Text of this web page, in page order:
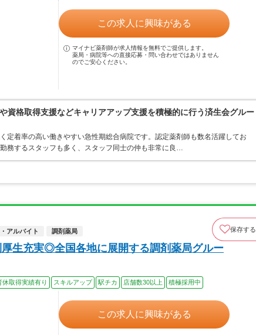
この求人に興味がある
マイナビ薬剤師が求人情報を無料でご提供します。
薬局・病院等への直接応募・問い合わせではありません
のでご安心ください。
資格取得支援などキャリアアップ支援を積極的に行う済生会グルー
定着率の高い働きやすい急性期総合病院です。認定薬剤師も数名活躍してお
務するスタッフも多く、スタッフ同士の仲も非常に良…
アルバイト 調剤薬局 保存する
厚生充実◎全国各地に展開する調剤薬局グルー
休取得実績有り スキルアップ 駅チカ 店舗数30以上 積極採用中
この求人に興味がある